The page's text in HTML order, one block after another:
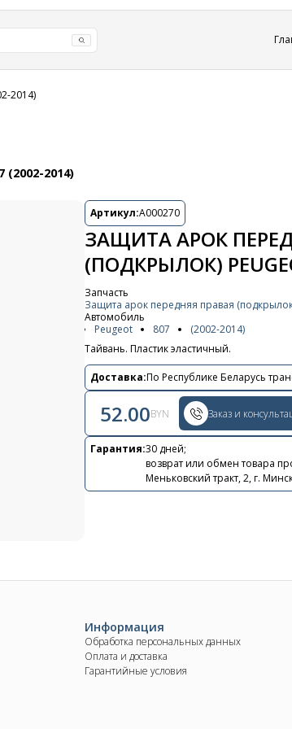
2014)
2014)
Артикул:A000270
ЗАЩИТА АРОК
(ПОДКРЫЛОК)
Запчасть
Защита арок передняя правая
Автомобиль
Peugeot
807
(2002-2014)
Тайвань. Пластик эластичный.
Доставка:По Республике Беларусь
52.00BYN Заказ и
Гарантия:30 дней;
возврат или обмен товара
Меньковский тракт, 2, г.
15 80
Информация
Обработка персональных данных
Оплата и доставка
Гарантийные условия